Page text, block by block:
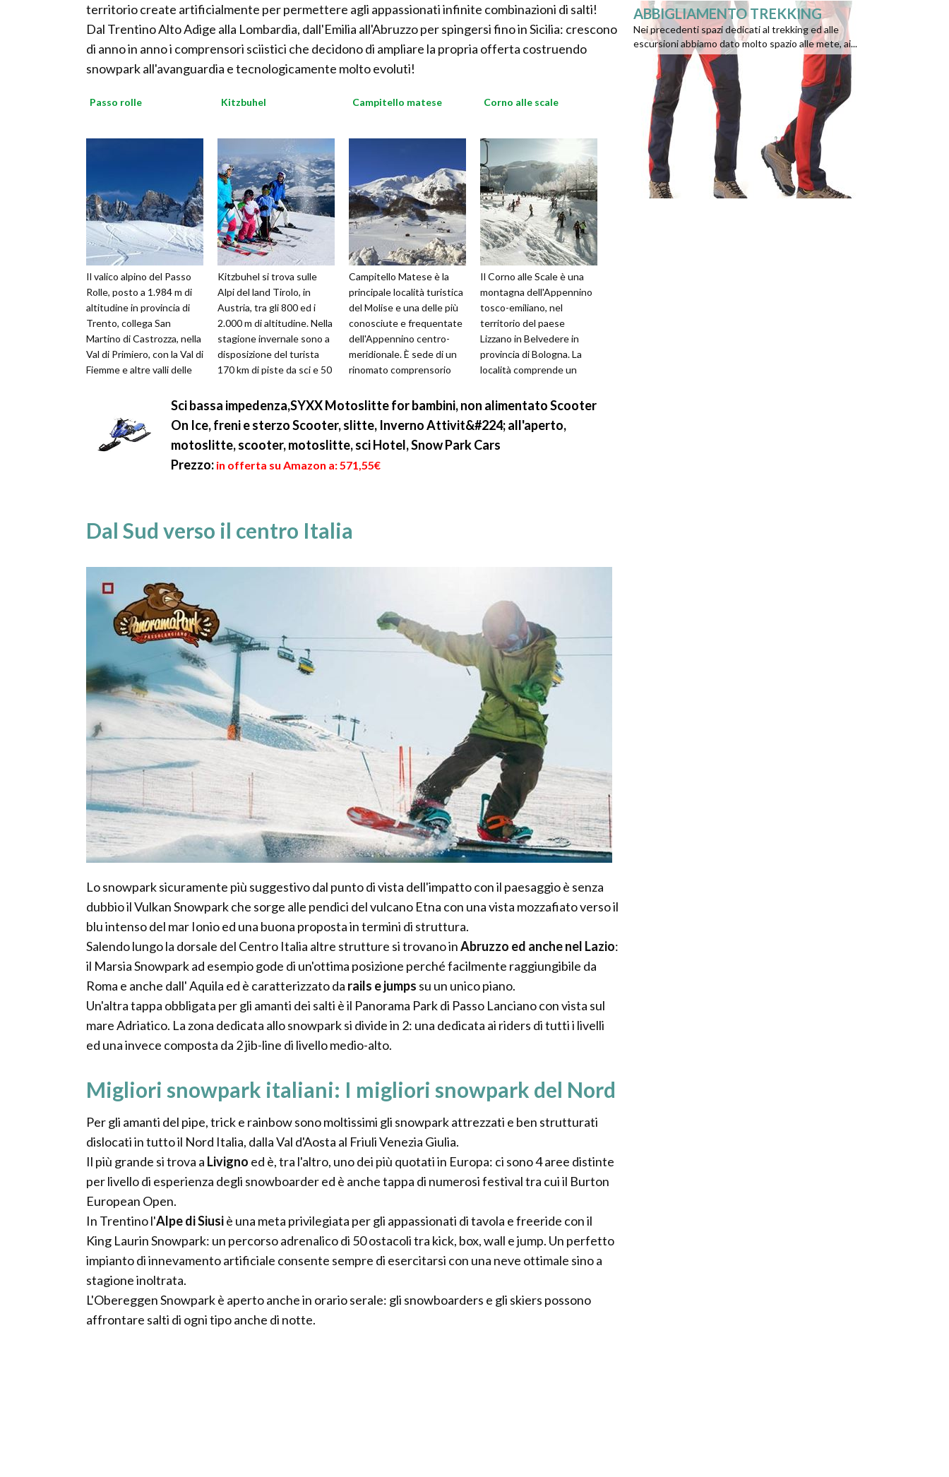
territorio create artificialmente per permettere agli appassionati infinite combinazioni di salti!
Dal Trentino Alto Adige alla Lombardia, dall'Emilia all'Abruzzo per spingersi fino in Sicilia: crescono
di anno in anno i comprensori sciistici che decidono di ampliare la propria offerta costruendo
snowpark all'avanguardia e tecnologicamente molto evoluti!
Passo rolle
Il valico alpino del Passo
Rolle, posto a 1.984 m di
altitudine in provincia di
Trento, collega San
Martino di Castrozza, nella
Val di Primiero, con la Val di
Fiemme e altre valli delle
Kitzbuhel
Kitzbuhel si trova sulle
Alpi del land Tirolo, in
Austria, tra gli 800 ed i
2.000 m di altitudine. Nella
stagione invernale sono a
disposizione del turista
170 km di piste da sci e 50
Campitello matese
Campitello Matese è la
principale località turistica
del Molise e una delle più
conosciute e frequentate
dell'Appennino centro-
meridionale. È sede di un
rinomato comprensorio
Corno alle scale
Il Corno alle Scale è una
montagna dell'Appennino
tosco-emiliano, nel
territorio del paese
Lizzano in Belvedere in
provincia di Bologna. La
località comprende un
offre ogni tipo d...
Sci bassa impedenza,SYXX Motoslitte for bambini, non alimentato Scooter
On Ice, freni e sterzo Scooter, slitte, Inverno Attivit&#224; all'aperto,
motoslitte, scooter, motoslitte, sci Hotel, Snow Park Cars
Prezzo: in offerta su Amazon a: 571,55€
Dal Sud verso il centro Italia
Lo snowpark sicuramente più suggestivo dal punto di vista dell'impatto con il paesaggio è senza
dubbio il Vulkan Snowpark che sorge alle pendici del vulcano Etna con una vista mozzafiato verso il
blu intenso del mar Ionio ed una buona proposta in termini di struttura.
Salendo lungo la dorsale del Centro Italia altre strutture si trovano inAbruzzo ed anche nel Lazio:
il Marsia Snowpark ad esempio gode di un'ottima posizione perché facilmente raggiungibile da
Roma e anche dall' Aquila ed è caratterizzato da rails e jumps su un unico piano.
Un'altra tappa obbligata per gli amanti dei salti è il Panorama Park di Passo Lanciano con vista sul
mare Adriatico. La zona dedicata allo snowpark si divide in 2: una dedicata ai riders di tutti i livelli
ed una invece composta da 2 jib-line di livello medio-alto.
Migliori snowpark italiani: I migliori snowpark del Nord
Per gli amanti del pipe, trick e rainbow sono moltissimi gli snowpark attrezzati e ben strutturati
dislocati in tutto il Nord Italia, dalla Val d'Aosta al Friuli Venezia Giulia.
Il più grande si trova a Livigno ed è, tra l'altro, uno dei più quotati in Europa: ci sono 4 aree distinte
per livello di esperienza degli snowboarder ed è anche tappa di numerosi festival tra cui il Burton
European Open.
In Trentino l'Alpe di Siusiè una meta privilegiata per gli appassionati di tavola e freeride con il
King Laurin Snowpark: un percorso adrenalico di 50 ostacoli tra kick, box, wall e jump. Un perfetto
impianto di innevamento artificiale consente sempre di esercitarsi con una neve ottimale sino a
stagione inoltrata.
L'Obereggen Snowpark è aperto anche in orario serale: gli snowboarders e gli skiers possono
affrontare salti di ogni tipo anche di notte.
ABBIGLIAMENTO TREKKING
Nei precedenti spazi dedicati al trekking ed alle
escursioni abbiamo dato molto spazio alle mete, ai...